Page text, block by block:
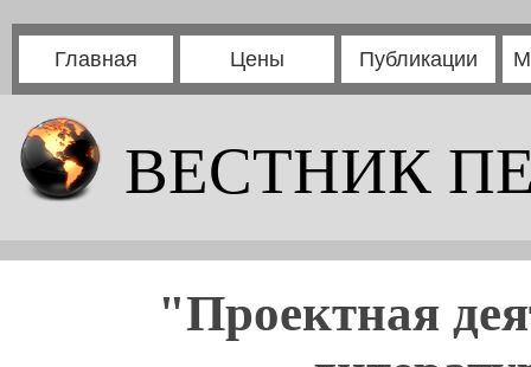
Главная Цены Публикации
ВЕСТНИК
"Проектная